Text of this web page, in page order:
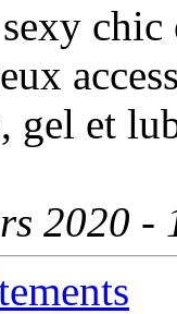
gel et
2020 -